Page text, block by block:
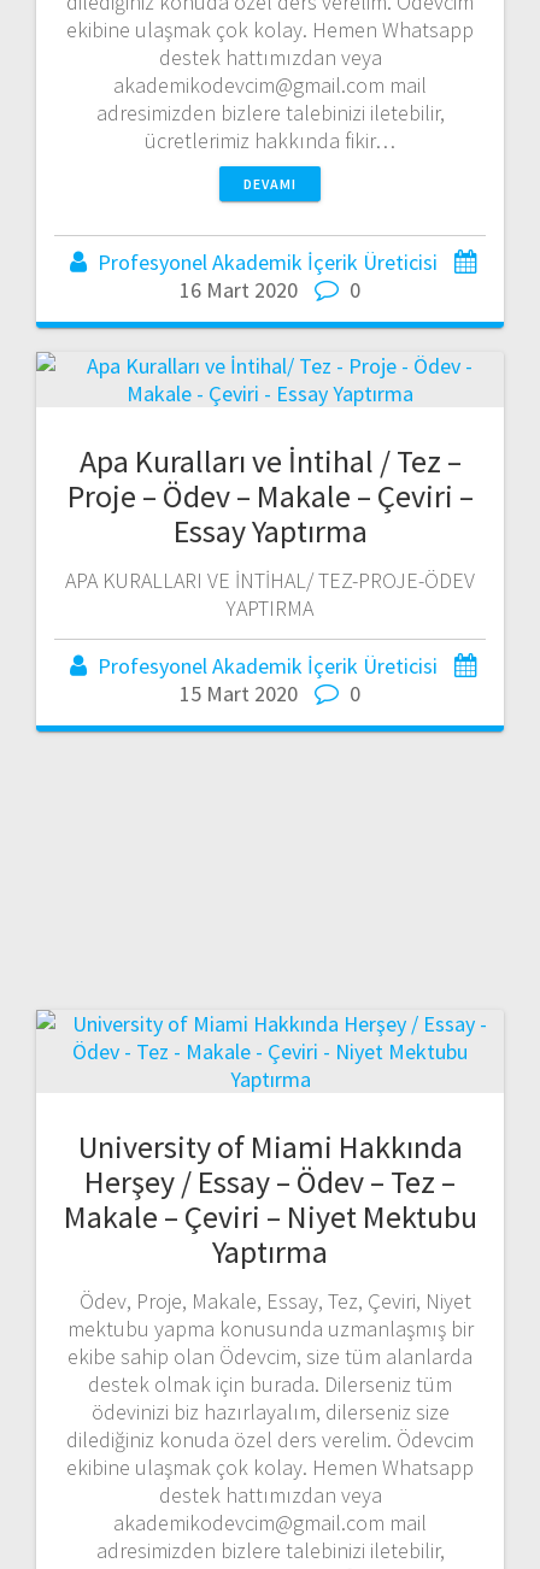
ekibine ulaşmak çok kolay. Hemen Whatsapp
destek hattımızdan veya
akademikodevcim@gmail.com mail
adresimizden bizlere talebinizi iletebilir,
ücretlerimiz hakkında fikir…
DEVAMI
Profesyonel Akademik İçerik Üreticisi
16 Mart 2020
0
Apa Kuralları ve İntihal / Tez –
Proje – Ödev – Makale – Çeviri –
Essay Yaptırma
APA KURALLARI VE İNTİHAL/ TEZ-PROJE-ÖDEV
YAPTIRMA
Profesyonel Akademik İçerik Üreticisi
15 Mart 2020
0
University of Miami Hakkında
Herşey / Essay – Ödev – Tez –
Makale – Çeviri – Niyet Mektubu
Yaptırma
Ödev, Proje, Makale, Essay, Tez, Çeviri, Niyet
mektubu yapma konusunda uzmanlaşmış bir
ekibe sahip olan Ödevcim, size tüm alanlarda
destek olmak için burada. Dilerseniz tüm
ödevinizi biz hazırlayalım, dilerseniz size
dilediğiniz konuda özel ders verelim. Ödevcim
ekibine ulaşmak çok kolay. Hemen Whatsapp
destek hattımızdan veya
akademikodevcim@gmail.com mail
adresimizden bizlere talebinizi iletebilir,